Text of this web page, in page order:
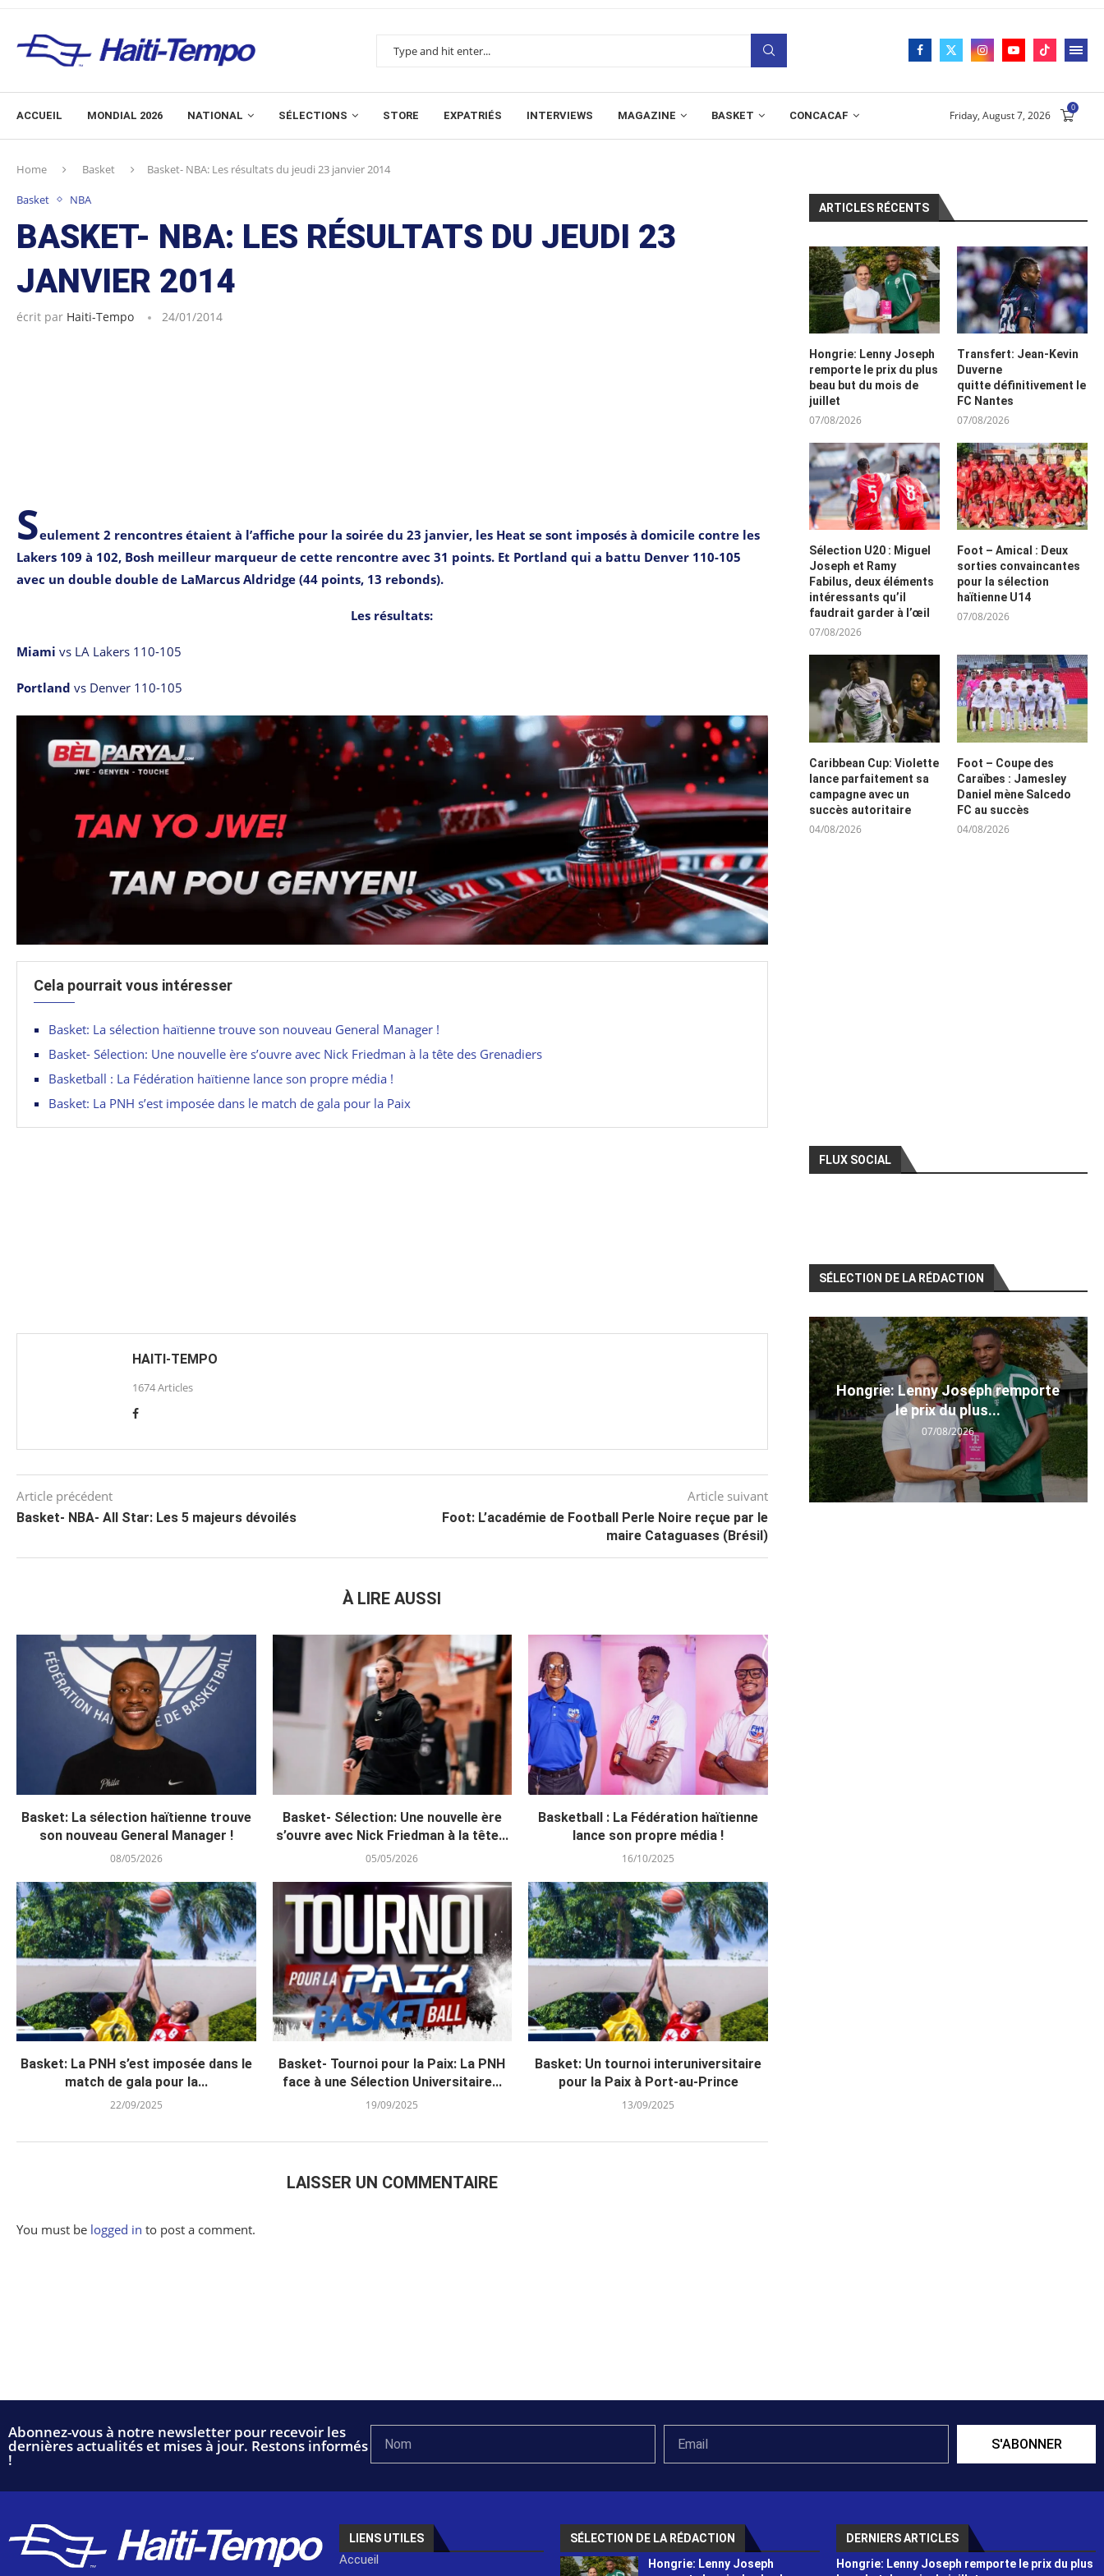
ACCUEIL MONDIAL 2026 NATIONAL SÉLECTIONS STORE EXPATRIÉS INTERVIEWS MAGAZINE BASKET CONCACAF Friday, August 7, 2026
0
Home Basket Basket- NBA: Les résultats du jeudi 23 janvier 2014
Basket NBA
BASKET- NBA: LES RÉSULTATS DU JEUDI 23
JANVIER 2014
écrit par Haiti-Tempo 24/01/2014
Seulement 2 rencontres étaient à l’affiche pour la soirée du 23 janvier, les Heat se sont imposés à domicile contre les
Lakers 109 à 102, Bosh meilleur marqueur de cette rencontre avec 31 points. Et Portland qui a battu Denver 110-105
avec un double double de LaMarcus Aldridge (44 points, 13 rebonds).
Les résultats:
Miami vs LA Lakers 110-105
Portland vs Denver 110-105
Cela pourrait vous intéresser
Basket: La sélection haïtienne trouve son nouveau General Manager !
Basket- Sélection: Une nouvelle ère s’ouvre avec Nick Friedman à la tête des Grenadiers
Basketball : La Fédération haïtienne lance son propre média !
Basket: La PNH s’est imposée dans le match de gala pour la Paix
HAITI-TEMPO
1674 Articles
Article précédent
Basket- NBA- All Star: Les 5 majeurs dévoilés
Article suivant
Foot: L’académie de Football Perle Noire reçue par le
maire Cataguases (Brésil)
À LIRE AUSSI
Basket: La sélection haïtienne trouve
son nouveau General Manager !
08/05/2026
Basket- Sélection: Une nouvelle ère
s’ouvre avec Nick Friedman à la tête...
05/05/2026
Basketball : La Fédération haïtienne
lance son propre média !
16/10/2025
Basket: La PNH s’est imposée dans le
match de gala pour la...
22/09/2025
Basket- Tournoi pour la Paix: La PNH
face à une Sélection Universitaire...
19/09/2025
Basket: Un tournoi interuniversitaire
pour la Paix à Port-au-Prince
13/09/2025
LAISSER UN COMMENTAIRE
You must be logged in to post a comment.
ARTICLES RÉCENTS
Hongrie: Lenny Joseph
remporte le prix du plus
beau but du mois de
juillet
07/08/2026
Transfert: Jean-Kevin
Duverne
quitte définitivement le
FC Nantes
07/08/2026
Sélection U20 : Miguel
Joseph et Ramy
Fabilus, deux éléments
intéressants qu’il
faudrait garder à l’œil
07/08/2026
Foot – Amical : Deux
sorties convaincantes
pour la sélection
haïtienne U14
07/08/2026
Caribbean Cup: Violette
lance parfaitement sa
campagne avec un
succès autoritaire
04/08/2026
Foot – Coupe des
Caraïbes : Jamesley
Daniel mène Salcedo
FC au succès
04/08/2026
FLUX SOCIAL
SÉLECTION DE LA RÉDACTION
Hongrie: Lenny Joseph remporte
le prix du plus...
07/08/2026
Abonnez-vous à notre newsletter pour recevoir les
dernières actualités et mises à jour. Restons informés
!
S'ABONNER
LIENS UTILES
Accueil
SÉLECTION DE LA RÉDACTION
Hongrie: Lenny Joseph
DERNIERS ARTICLES
Hongrie: Lenny Joseph remporte le prix du plus